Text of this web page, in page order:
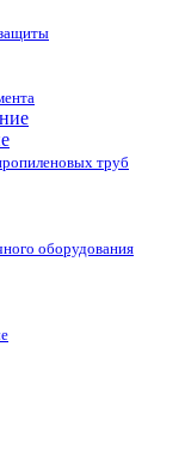
труб
оборудования